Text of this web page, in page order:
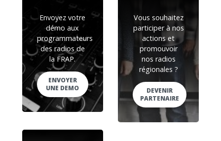
Envoyez votre
démo aux
programmateurs
des radios de
la FRAP.
ENVOYER
UNE DEMO
Vous souhaitez
participer à nos
actions et
promouvoir
nos radios
régionales ?
DEVENIR
PARTENAIRE